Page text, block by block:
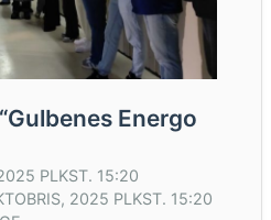
Energo
PLKST. 15:20
2025 PLKST. 15:20